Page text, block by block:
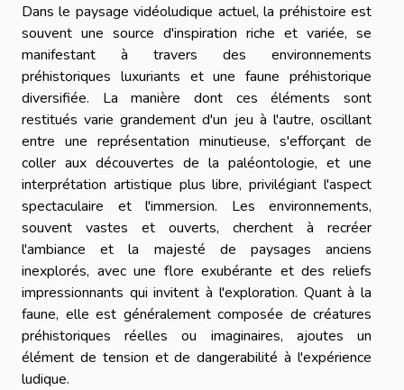
Dans le paysage vidéoludique actuel, la préhistoire est
souvent une source d'inspiration riche et variée, se
manifestant à travers des environnements
préhistoriques luxuriants et une faune préhistorique
diversifiée. La manière dont ces éléments sont
restitués varie grandement d'un jeu à l'autre, oscillant
entre une représentation minutieuse, s'efforçant de
coller aux découvertes de la paléontologie, et une
interprétation artistique plus libre, privilégiant l'aspect
spectaculaire et l'immersion. Les environnements,
souvent vastes et ouverts, cherchent à recréer
l'ambiance et la majesté de paysages anciens
inexplorés, avec une flore exubérante et des reliefs
impressionnants qui invitent à l'exploration. Quant à la
faune, elle est généralement composée de créatures
préhistoriques réelles ou imaginaires, ajoutes un
élément de tension et de dangerabilité à l'expérience
ludique.